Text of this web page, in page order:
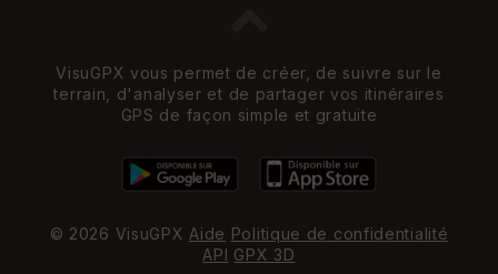
VisuGPX vous permet de créer, de suivre sur le
terrain, d'analyser et de partager vos itinéraires
GPS de façon simple et gratuite
© 2026 VisuGPX Aide Politique de confidentialité
API GPX 3D